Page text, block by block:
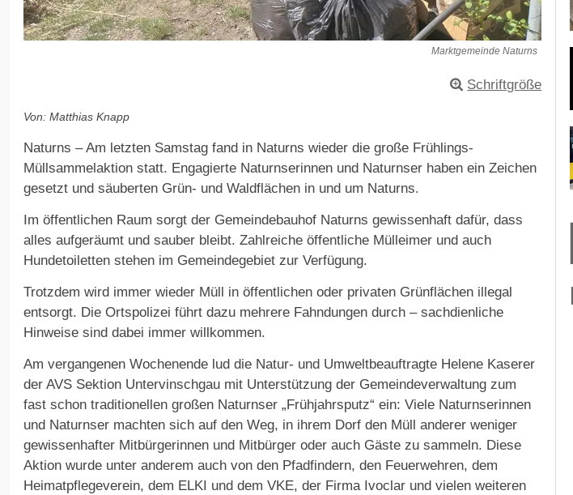
Marktgemeinde Naturns
Schriftgröße
Von: Matthias Knapp
Naturns – Am letzten Samstag fand in Naturns wieder die große Frühlings-
Müllsammelaktion statt. Engagierte Naturnserinnen und Naturnser haben ein Zeichen
gesetzt und säuberten Grün- und Waldflächen in und um Naturns.
Im öffentlichen Raum sorgt der Gemeindebauhof Naturns gewissenhaft dafür, dass
alles aufgeräumt und sauber bleibt. Zahlreiche öffentliche Mülleimer und auch
Hundetoiletten stehen im Gemeindegebiet zur Verfügung.
Trotzdem wird immer wieder Müll in öffentlichen oder privaten Grünflächen illegal
entsorgt. Die Ortspolizei führt dazu mehrere Fahndungen durch – sachdienliche
Hinweise sind dabei immer willkommen.
Am vergangenen Wochenende lud die Natur- und Umweltbeauftragte Helene Kaserer
der AVS Sektion Untervinschgau mit Unterstützung der Gemeindeverwaltung zum
fast schon traditionellen großen Naturnser „Frühjahrsputz“ ein: Viele Naturnserinnen
und Naturnser machten sich auf den Weg, in ihrem Dorf den Müll anderer weniger
gewissenhafter Mitbürgerinnen und Mitbürger oder auch Gäste zu sammeln. Diese
Aktion wurde unter anderem auch von den Pfadfindern, den Feuerwehren, dem
Heimatpflegeverein, dem ELKI und dem VKE, der Firma Ivoclar und vielen weiteren